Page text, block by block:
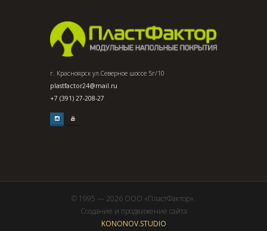
г. Красноярск ул.Северное шоссе 5г/10
plastfactor24@mail.ru
+7 (391) 27-208-27
© 1995 — 2026 ООО «ПластФактор».
Создание и продвижение сайта
KONONOV.STUDIO